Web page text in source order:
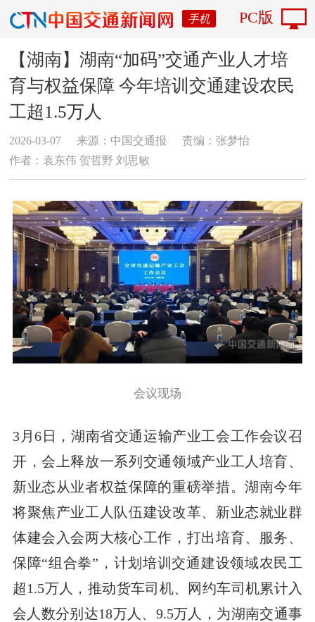
手机 PC版
【湖南】湖南“加码”交通产业人才培
育与权益保障 今年培训交通建设农民
工超1.5万人
2026-03-07 来源：中国交通报
责编：张梦怡
作者：袁东伟 贺哲野 刘思敏
会议现场
3月6日，湖南省交通运输产业工会工作会议召
开，会上释放一系列交通领域产业工人培育、
新业态从业者权益保障的重磅举措。湖南今年
将聚焦产业工人队伍建设改革、新业态就业群
体建会入会两大核心工作，打出培育、服务、
保障“组合拳”，计划培训交通建设领域农民工
超1.5万人，推动货车司机、网约车司机累计入
会人数分别达18万人、9.5万人，为湖南交通事